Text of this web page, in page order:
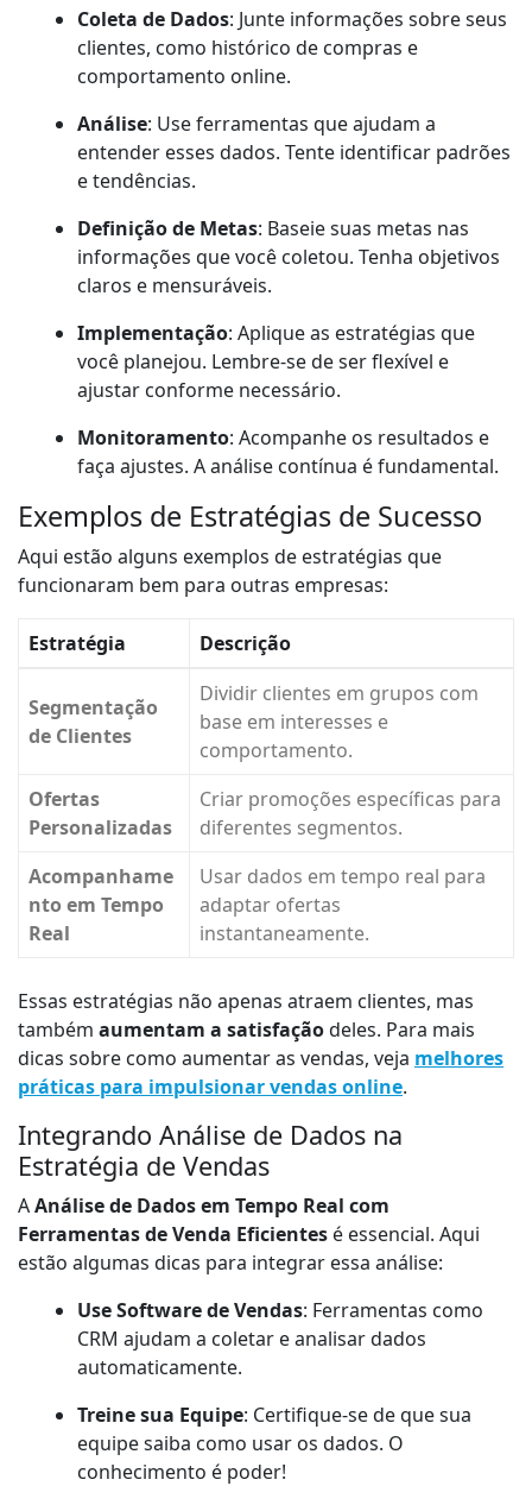
Coleta de Dados: Junte informações sobre seus
clientes, como histórico de compras e
comportamento online.
Análise: Use ferramentas que ajudam a
entender esses dados. Tente identificar padrões
e tendências.
Definição de Metas: Baseie suas metas nas
informações que você coletou. Tenha objetivos
claros e mensuráveis.
Implementação: Aplique as estratégias que
você planejou. Lembre-se de ser flexível e
ajustar conforme necessário.
Monitoramento: Acompanhe os resultados e
faça ajustes. A análise contínua é fundamental.
Exemplos de Estratégias de Sucesso
Aqui estão alguns exemplos de estratégias que
funcionaram bem para outras empresas:
Estratégia Descrição
Segmentação
de Clientes
Dividir clientes em grupos com
base em interesses e
comportamento.
Ofertas
Personalizadas
Criar promoções específicas para
diferentes segmentos.
Acompanhame
nto em Tempo
Real
Usar dados em tempo real para
adaptar ofertas
instantaneamente.
Essas estratégias não apenas atraem clientes, mas
também aumentam a satisfaçãodeles. Para mais
dicas sobre como aumentar as vendas, veja melhores
práticas para impulsionar vendas online.
Integrando Análise de Dados na
Estratégia de Vendas
AAnálise de Dados em Tempo Real com
Ferramentas de Venda Eficientes é essencial. Aqui
estão algumas dicas para integrar essa análise:
Use Software de Vendas: Ferramentas como
CRM ajudam a coletar e analisar dados
automaticamente.
Treine sua Equipe: Certifique-se de que sua
equipe saiba como usar os dados. O
conhecimento é poder!